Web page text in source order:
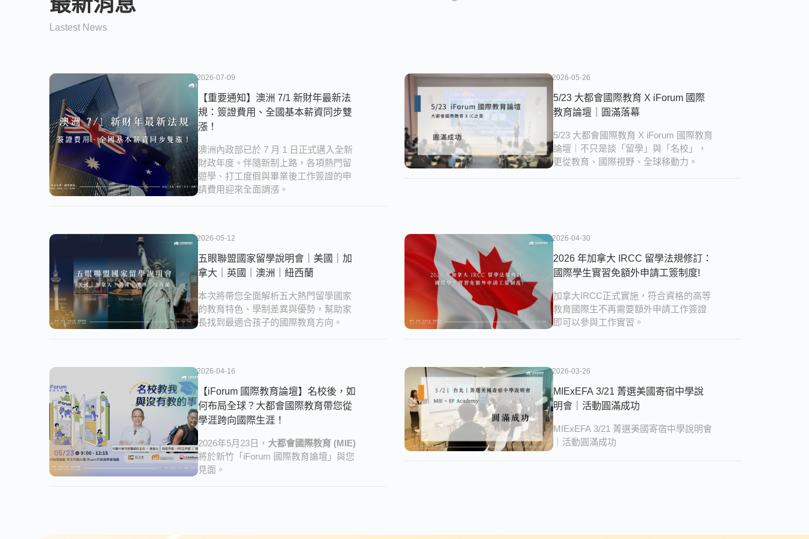
Lastest News
2026-07-09
【重要通知】澳洲 7/1 新財年最新法
規：簽證費用、全國基本薪資同步雙
漲！
澳洲內政部已於 7 月 1 日正式邁入全新
財政年度。伴隨新制上路，各項熱門留
遊學、打工度假與畢業後工作簽證的申
請費用迎來全面調漲。
2026-05-26
5/23 大都會國際教育 X iForum 國際
教育論壇｜圓滿落幕
5/23 大都會國際教育 X iForum 國際教育
論壇｜不只是談「留學」與「名校」，
更從教育、國際視野、全球移動力。
2026-05-12
五眼聯盟國家留學說明會｜美國｜加
拿大｜英國｜澳洲｜紐西蘭
本次將帶您全面解析五大熱門留學國家
的教育特色、學制差異與優勢，幫助家
長找到最適合孩子的國際教育方向。
2026-04-30
2026 年加拿大 IRCC 留學法規修訂：
國際學生實習免額外申請工簽制度!
加拿大IRCC正式實施，符合資格的高等
教育國際生不再需要額外申請工作簽證
即可以參與工作實習。
2026-04-16
【iForum 國際教育論壇】名校後，如
何布局全球？大都會國際教育帶您從
學涯跨向國際生涯！
2026年5月23日， 大都會國際教育 (MIE)
將於新竹「iForum 國際教育論壇」與您
見面。
2026-03-26
MIExEFA 3/21 菁選美國寄宿中學說
明會｜活動圓滿成功
MIExEFA 3/21 菁選美國寄宿中學說明會
｜活動圓滿成功